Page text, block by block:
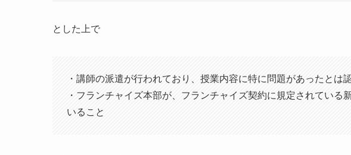
とした上で
・講師の派遣が行われており、授業内容に特に問題があったとは
・フランチャイズ本部が、フランチャイズ契約に規定されている
いること